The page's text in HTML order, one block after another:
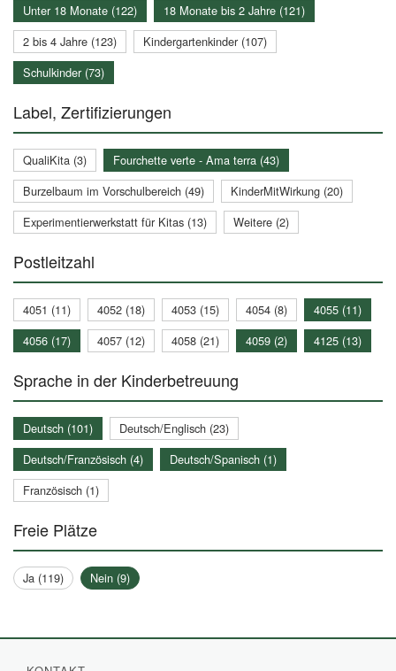
Unter 18 Monate (122)
18 Monate bis 2 Jahre (121)
2 bis 4 Jahre (123)
Kindergartenkinder (107)
Schulkinder (73)
Label, Zertifizierungen
QualiKita (3)
Fourchette verte - Ama terra (43)
Burzelbaum im Vorschulbereich (49)
KinderMitWirkung (20)
Experimentierwerkstatt für Kitas (13)
Weitere (2)
Postleitzahl
4051 (11) 4052 (18) 4053 (15) 4054 (8)
4055 (11)
4056 (17)
4057 (12) 4058 (21) 4059 (2) 4125 (13)
Sprache in der Kinderbetreuung
Deutsch (101)
Deutsch/Englisch (23)
Deutsch/Französisch (4)
Deutsch/Spanisch (1)
Französisch (1)
Freie Plätze
Ja (119) Nein (9)